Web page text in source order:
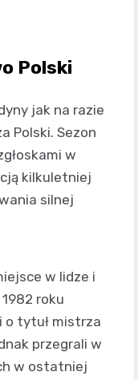
Polski
jak na razie
Polski. Sezon
w
kilkuletniej
silnej
w lidze i
roku
o tytuł mistrza
przegrali w
w ostatniej